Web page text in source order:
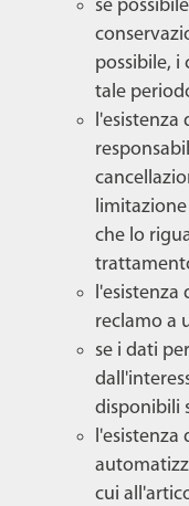
se
possibile,
tale
l'esistenza
che lo
l'esistenza
reclamo a
se i dati
disponibili
l'esistenza
cui